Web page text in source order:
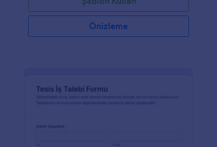
Önizleme